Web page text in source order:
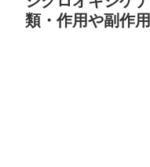
類・作用や副作